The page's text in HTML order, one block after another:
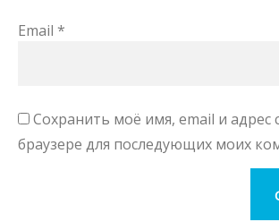
Email *
Сохранить моё имя, email и адрес
браузере для последующих моих